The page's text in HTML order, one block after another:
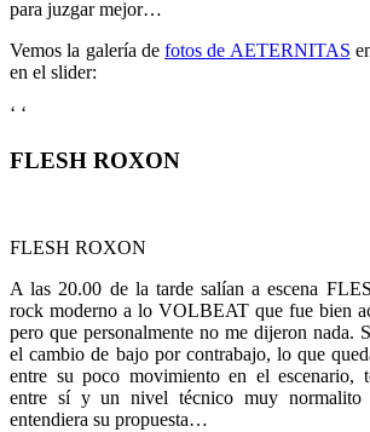
para juzgar mejor…
Vemos la galería defotos de AETERNITAS
en el slider:
‘ ‘
FLESH ROXON
FLESH ROXON
A las 20.00 de la tarde salían a escena
rock moderno a lo VOLBEAT que fue bien
pero que personalmente no me dijeron nada.
el cambio de bajo por contrabajo, lo que
entre su poco movimiento en el escenario,
entre sí y un nivel técnico muy
entendiera su propuesta…